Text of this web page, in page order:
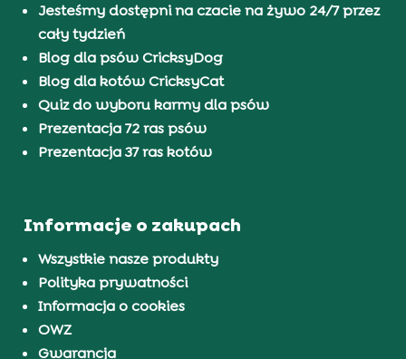
Jesteśmy dostępni na czacie na żywo 24/7 przez
cały tydzień
Blog dla psów CricksyDog
Blog dla kotów CricksyCat
Quiz do wyboru karmy dla psów
Prezentacja 72 ras psów
Prezentacja 37 ras kotów
Informacje o zakupach
Wszystkie nasze produkty
Polityka prywatności
Informacja o cookies
OWZ
Gwarancja